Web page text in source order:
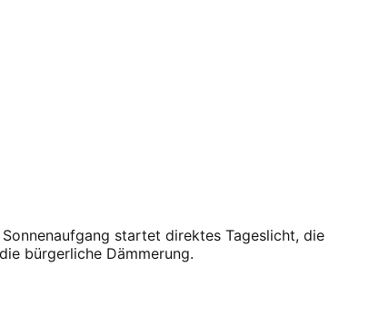
startet direktes Tageslicht, die
bürgerliche Dämmerung.